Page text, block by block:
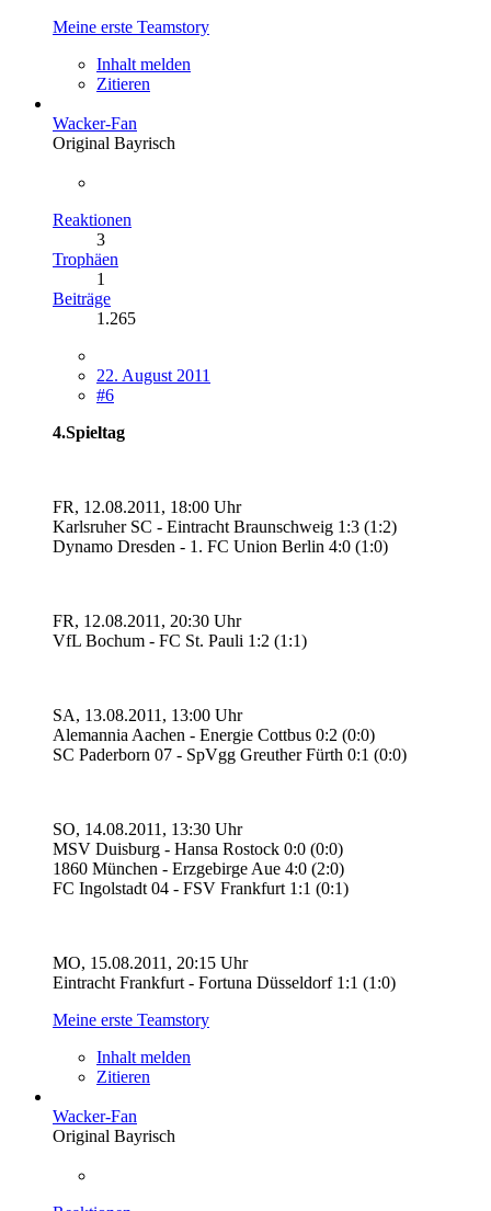
Meine erste Teamstory
Inhalt melden
Zitieren
Wacker-Fan
Original Bayrisch
Reaktionen
3
Trophäen
1
Beiträge
1.265
22. August 2011
#6
4.Spieltag
FR, 12.08.2011, 18:00 Uhr
Karlsruher SC - Eintracht Braunschweig 1:3 (1:2)
Dynamo Dresden - 1. FC Union Berlin 4:0 (1:0)
FR, 12.08.2011, 20:30 Uhr
VfL Bochum - FC St. Pauli 1:2 (1:1)
SA, 13.08.2011, 13:00 Uhr
Alemannia Aachen - Energie Cottbus 0:2 (0:0)
SC Paderborn 07 - SpVgg Greuther Fürth 0:1 (0:0)
SO, 14.08.2011, 13:30 Uhr
MSV Duisburg - Hansa Rostock 0:0 (0:0)
1860 München - Erzgebirge Aue 4:0 (2:0)
FC Ingolstadt 04 - FSV Frankfurt 1:1 (0:1)
MO, 15.08.2011, 20:15 Uhr
Eintracht Frankfurt - Fortuna Düsseldorf 1:1 (1:0)
Meine erste Teamstory
Inhalt melden
Zitieren
Wacker-Fan
Original Bayrisch